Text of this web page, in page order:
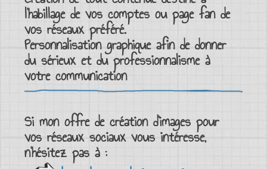
l’habillage de vos comptes ou page fan de
vos réseaux préféré.
Personnalisation graphiqueafin de donner
du sérieux et duprofessionnalismeà
votrecommunication
Si mon offre de création d’images pour
vos réseaux sociauxvous intéresse,
n’hésitez pas à :